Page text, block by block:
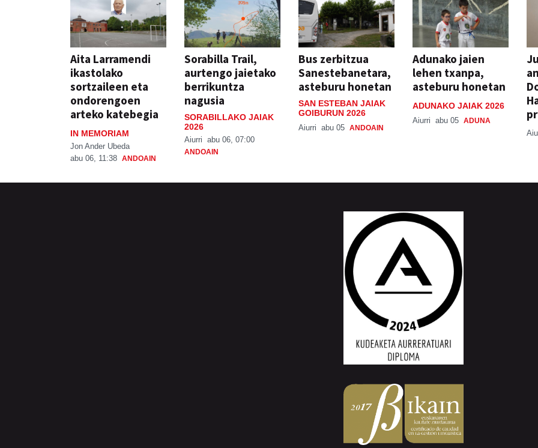
Aita Larramendi
ikastolako
sortzaileen eta
ondorengoen
arteko katebegia
IN MEMORIAM
Jon Ander Ubeda
abu 06, 11:38 ANDOAIN
Sorabilla Trail,
aurtengo jaietako
berrikuntza
nagusia
SORABILLAKO JAIAK
2026
Aiurri abu 06, 07:00
ANDOAIN
Bus zerbitzua
Sanestebanetara,
asteburu honetan
SAN ESTEBAN JAIAK
GOIBURUN 2026
Aiurri abu 05 ANDOAIN
Adunako jaien
lehen txanpa,
asteburu honetan
ADUNAKO JAIAK 2026
Aiurri abu 05 ADUNA